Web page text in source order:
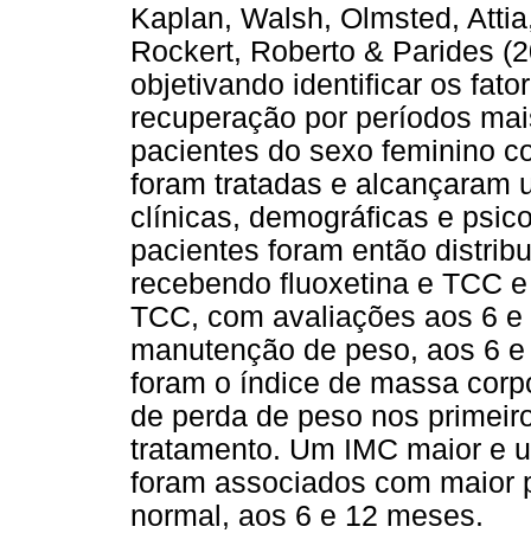
Kaplan, Walsh, Olmsted,
Rockert, Roberto & Parides
objetivando identificar os
recuperação por períodos
pacientes do sexo feminino
foram tratadas e alcançaram
clínicas, demográficas e
pacientes foram então
recebendo fluoxetina e TCC
TCC, com avaliações aos 6
manutenção de peso, aos 6
foram o índice de massa
de perda de peso nos
tratamento. Um IMC maior e
foram associados com maior
normal, aos 6 e 12 meses.